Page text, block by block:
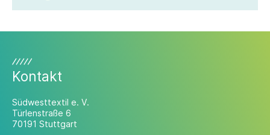
Kontakt
Südwesttextil e. V.
Türlenstraße 6
70191 Stuttgart